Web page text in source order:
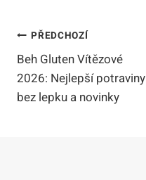
Navigace
Pro
Příspěvek
PŘEDCHOZÍ
Beh Gluten Vítězové
2026: Nejlepší potraviny
bez lepku a novinky